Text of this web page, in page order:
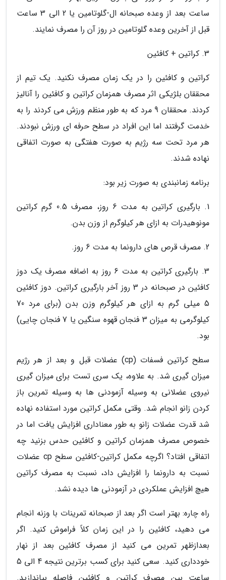
ساعت بعد از وعده صبحانه ال-گلوتامین یا 2 الی 3 ساعت
قبل از آخرین وعده گلوتامین در روز آن را مصرف نمایند.
3. کراتین + کافئین
کراتین و کافئین را در یک زمان مصرف نکنید. یک تیم از
محققان بلژیکی اثر مصرف همزمان کراتین و کافئین را آنالیز
کردند. محققان 9 مرد که به طور منظم ورزش می کردند را به
خدمت گرفتند اما این افراد در سطح حرفه ای ورزش نبودند.
هر مرد تحت سه رژیم به صورت هفتگی به صورت اتفاقی
نهاده شدند.
برنامه زمانبندی به صورت زیر بود:
1. بارگیری کراتین به مدت 6 روز، مصرف 0.5 گرم کراتین
مونوهیدرات به ازای هر کیلوگرم از وزن بدن.
2. مصرف قرص های دارونما به مدت 6 روز.
3. بارگیری کراتین به مدت 6 روز به اضافه مصرف یک دوز
کافئین در صبحانه در 3 روز آخر بارگیری کراتین. دوز کافئین
5 میلی گرم به ازای هر کیلوگرم وزن بدن (برای مرد 70
کیلوگرمی به میزان 3 فنجان قهوه سنگین یا 7 فنجان چایی)
بود.
سطح کراتین فسفات (cp) عضلات قبل و بعد از هر رژیم
میزان گیری شد. به علاوه، یک سری تست برای میزان گیری
نیروی عضلانی به وسیله آزمودنی ها به وسیله تمرین باز
کردن زانو انجام شد. وقتی مکمل کراتین مورد استفاده نهاده
شد قدرت عضلات زانو به طور معناداری افزایش یافت اما در
خصوص مصرف همزمان کراتین و کافئین حدس بزنید چه
اتفاقی افتاد؟ اگرچه مکمل کراتین-کافئین سطح cp عضلات
نسبت به دارونما را افزایش داد، نسبت به مصرف کراتین
هیچ افزایش عملکردی در آزمودنی ها دیده نشد.
راه چاره: بهتر است اگر بعد از صبحانه تمرینات با وزنه انجام
می دهید، کافئین را در این زمان کلاً فراموش کنید. اگر
بعدازظهر تمرین می کنید از مصرف کافئین بعد از نهار
خودداری کنید. سعی کنید برای کسب برترین نتیجه 4 الی 5